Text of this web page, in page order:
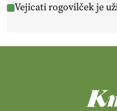
Vejicati rogovilček je